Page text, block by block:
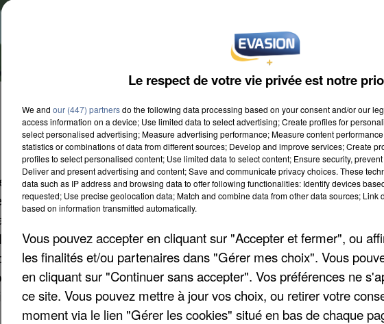
Nuits des Forêts propose des centaines d’animations
« À l’écoute des vivants », l’édition 2026 met à l’honneur les
des rencontres, balades, spectacles, ateliers et découvertes
quant à eux se déplacer pour en profiter. Parmi les sorties
et ludique à l'espace naturel sensible de Vaubersan dans
à l'écoute de la faune nocturne dans la Forêt
Le respect de votre vie privée est notre
We and our (447) partnersdo the following data processing based on your consent and/or our
access information on a device; Use limited data to select advertising; Create profiles for
select personalised advertising; Measure advertising performance; Measure content
statistics or combinations of data from different sources; Develop and improve services; Create
profiles to select personalised content; Use limited data to select content; Ensure security,
Deliver and present advertising and content; Save and communicate privacy choices. These
data such as IP address and browsing data to offer following functionalities: Identify devices
requested; Use precise geolocation data; Match and combine data from other data sources; Link
based on information transmitted automatically.
Vous pouvez accepter en cliquant sur "Accepter et fermer", ou
les finalités et/ou partenaires dans "Gérer mes choix". Vous
en cliquant sur "Continuer sans accepter". Vos préférences ne
ce site. Vous pouvez mettre à jour vos choix, ou retirer votre
moment via le lien "Gérer les cookies" situé en bas de chaque